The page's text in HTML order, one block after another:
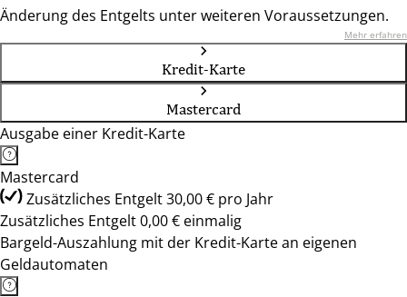
Änderung des Entgelts unter weiteren Voraussetzungen.
Mehr erfahren
Kredit-Karte
Mastercard
Ausgabe einer Kredit-Karte
Mastercard
Zusätzliches Entgelt 30,00 € pro Jahr
Zusätzliches Entgelt 0,00 € einmalig
Bargeld-Auszahlung mit der Kredit-Karte an eigenen
Geldautomaten